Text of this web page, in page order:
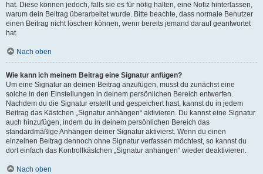
hat. Diese können jedoch, falls sie es für nötig halten, eine Notiz hinterlassen,
warum dein Beitrag überarbeitet wurde. Bitte beachte, dass normale Benutzer
einen Beitrag nicht löschen können, wenn bereits jemand darauf geantwortet
hat.
Nach oben
Wie kann ich meinem Beitrag eine Signatur anfügen?
Um eine Signatur an deinen Beitrag anzufügen, musst du zunächst eine
solche in den Einstellungen in deinem persönlichen Bereich entwerfen.
Nachdem du die Signatur erstellt und gespeichert hast, kannst du in jedem
Beitrag das Kästchen „Signatur anhängen“ aktivieren. Du kannst eine Signatur
auch hinzufügen, indem du in deinem persönlichen Bereich das
standardmäßige Anhängen deiner Signatur aktivierst. Wenn du einen
einzelnen Beitrag dennoch ohne Signatur verfassen möchtest, so kannst du
dort einfach das Kontrollkästchen „Signatur anhängen“ wieder deaktivieren.
Nach oben